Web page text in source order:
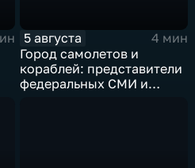
5 августа
4 мин
Город самолетов и
кораблей: представители
федеральных СМИ и